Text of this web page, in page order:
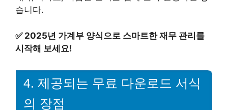
습니다.
✅ 2025년 가계부 양식으로 스마트한 재무 관리를
시작해 보세요!
4. 제공되는 무료 다운로드 서식
의 장점